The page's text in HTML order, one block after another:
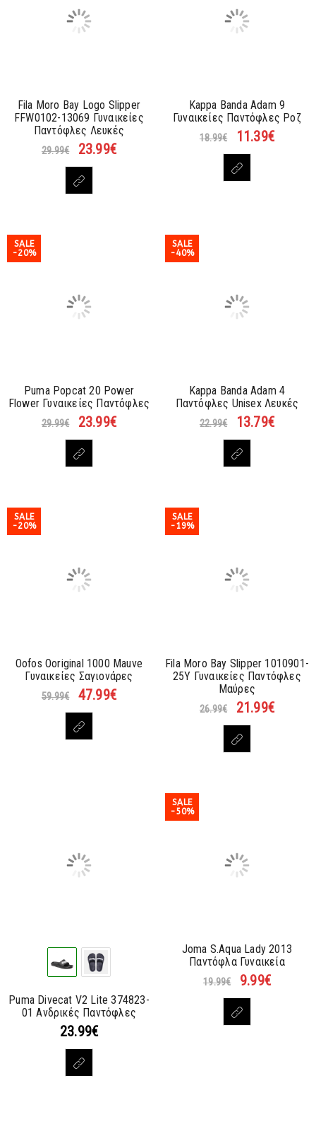
Fila Moro Bay Logo Slipper
FFW0102-13069 Γυναικείες
Παντόφλες Λευκές
29.99€ 23.99€
Kappa Banda Adam 9
Γυναικείες Παντόφλες Ροζ
18.99€ 11.39€
SALE
-20%
Puma Popcat 20 Power
Flower Γυναικείες Παντόφλες
29.99€ 23.99€
SALE
-40%
Kappa Banda Adam 4
Παντόφλες Unisex Λευκές
22.99€ 13.79€
SALE
-20%
Oofos Ooriginal 1000 Mauve
Γυναικείες Σαγιονάρες
59.99€ 47.99€
SALE
-19%
Fila Moro Bay Slipper 1010901-
25Y Γυναικείες Παντόφλες
Μαύρες
26.99€ 21.99€
Puma Divecat V2 Lite 374823-
01 Ανδρικές Παντόφλες
23.99€
SALE
-50%
Joma S.Aqua Lady 2013
Παντόφλα Γυναικεία
19.99€ 9.99€